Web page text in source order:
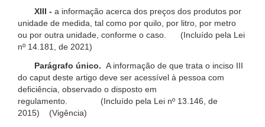
XIII - a informação acerca dos preços dos produtos por
unidade de medida, tal como por quilo, por litro, por metro
ou por outra unidade, conforme o caso. (Incluído pela Lei
nº 14.181, de 2021)
Parágrafo único. A informação de que trata o inciso III
do caput deste artigo deve ser acessível à pessoa com
deficiência, observado o disposto em
regulamento. (Incluído pela Lei nº 13.146, de
2015) (Vigência)